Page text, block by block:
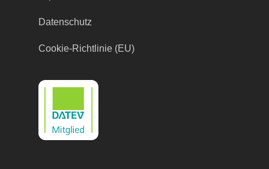
Datenschutz
Cookie-Richtlinie (EU)